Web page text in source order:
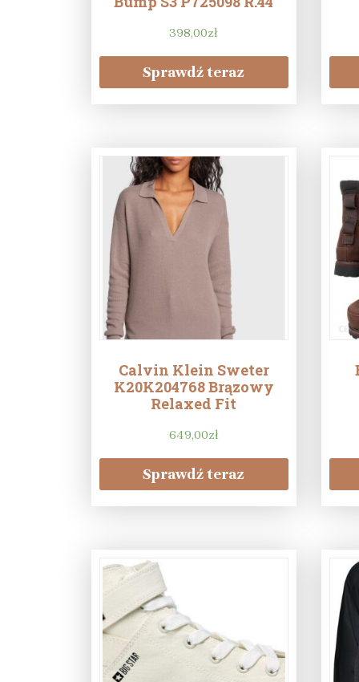
398,00zł
Sprawdź teraz
Calvin Klein Sweter
K20K204768 Brązowy
Relaxed Fit
649,00zł
Sprawdź teraz